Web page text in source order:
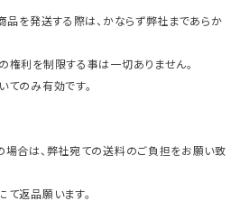
品を発送する際は、かならず弊社まであらか
利を制限する事は一切ありません。
のみ有効です。
合は、弊社宛ての送料のご負担をお願い致
返品願います。